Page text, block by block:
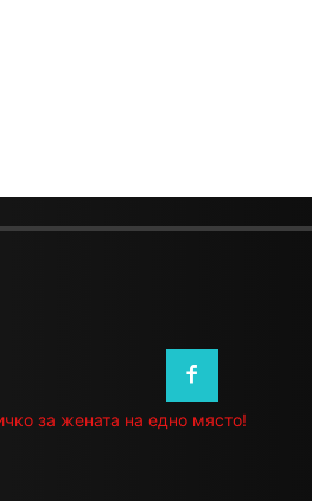
за жената на едно място!